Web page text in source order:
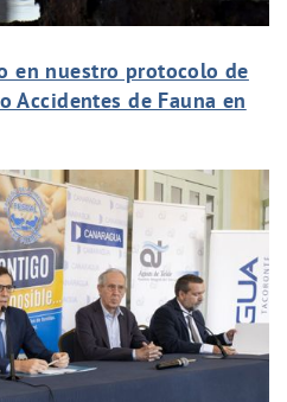
en nuestro protocolo de
Accidentes de Fauna en